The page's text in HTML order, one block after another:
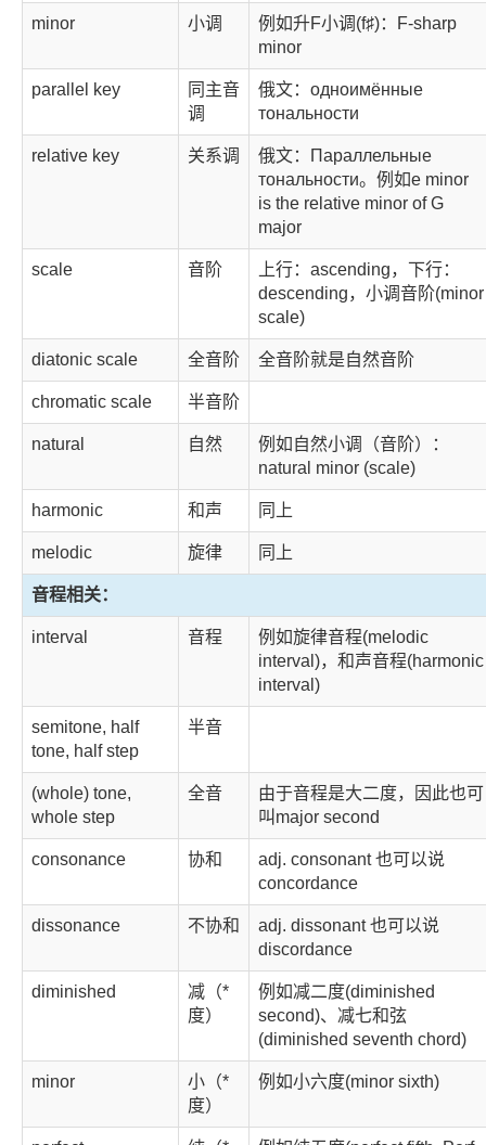
minor 小调
例如升F小调(f♯)：F-sharp
minor
parallel key
同主音
调
俄文：одноимённые
тональности
relative key 关系调
俄文：Параллельные
тональности。例如e minor
is the relative minor of G
major
scale 音阶
上行：ascending，下行：
descending，小调音阶(minor
scale)
diatonic scale 全音阶 全音阶就是自然音阶
chromatic scale 半音阶
natural 自然
例如自然小调（音阶）：
natural minor (scale)
harmonic 和声 同上
melodic 旋律 同上
音程相关：
interval 音程
例如旋律音程(melodic
interval)，和声音程(harmonic
interval)
semitone, half
tone, half step
半音
(whole) tone,
whole step
全音
由于音程是大二度，因此也可
叫major second
consonance 协和
adj. consonant 也可以说
concordance
dissonance 不协和
adj. dissonant 也可以说
discordance
diminished
减（*
度）
例如减二度(diminished
second)、减七和弦
(diminished seventh chord)
minor
小（*
度）
例如小六度(minor sixth)